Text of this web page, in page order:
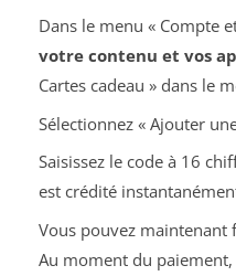
Dans le menu « Compte
votre contenu et vos
Cartes cadeau » dans le
Sélectionnez « Ajouter
Saisissez le code à 16
est crédité
Vous pouvez maintenant
Au moment du paiement,